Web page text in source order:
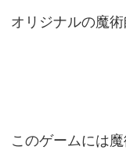
オリジナルの魔
このゲームには